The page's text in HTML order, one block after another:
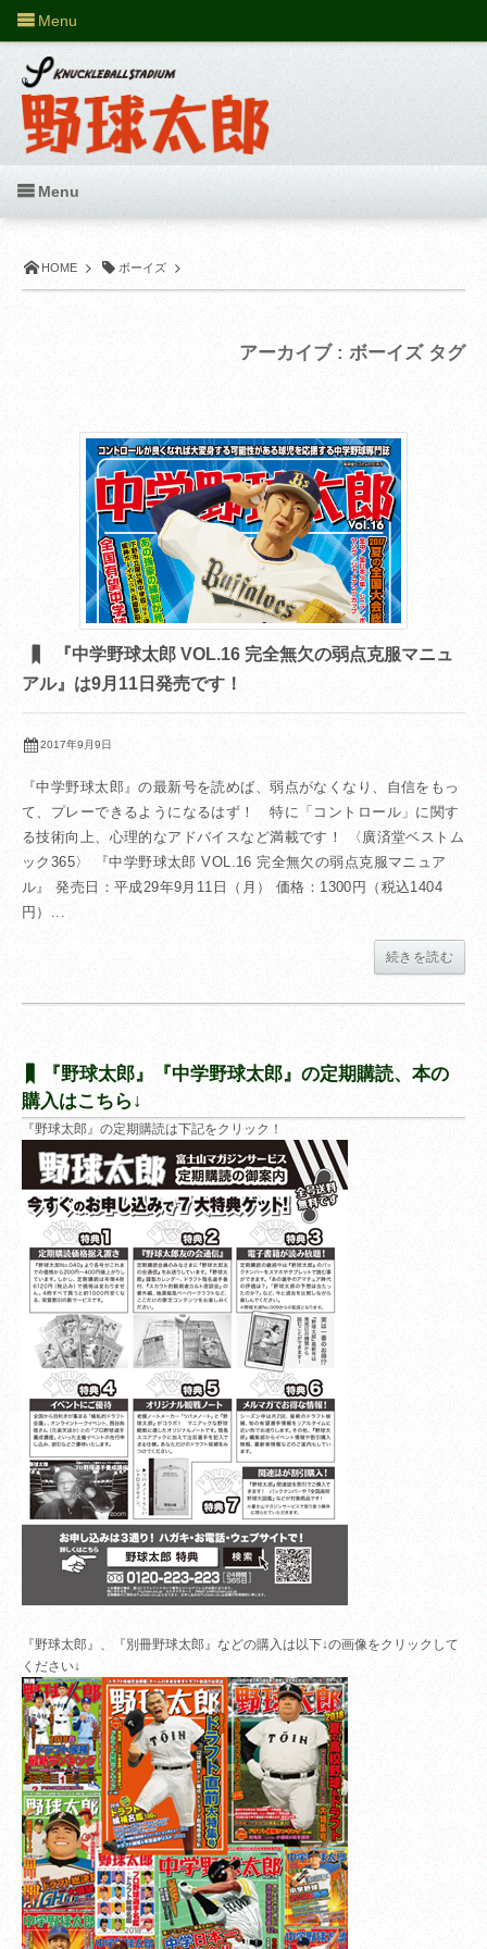
HOME ボーイズ
アーカイブ : ボーイズ タグ
『中学野球太郎 VOL.16 完全無欠の弱点克服マニュ
アル』は9月11日発売です！
2017年9月9日
『中学野球太郎』の最新号を読めば、弱点がなくなり、自信をもっ
て、プレーできるようになるはず！ 特に「コントロール」に関す
る技術向上、心理的なアドバイスなど満載です！ 〈廣済堂ベストム
ック365〉 『中学野球太郎 VOL.16 完全無欠の弱点克服マニュア
ル』 発売日：平成29年9月11日（月） 価格：1300円（税込1404
円）...
続きを読む
『野球太郎』『中学野球太郎』の定期購読、本の
購入はこちら↓
『野球太郎』の定期購読は下記をクリック！
『野球太郎』、『別冊野球太郎』などの購入は以下↓の画像をクリックして
ください↓
Menu
Menu